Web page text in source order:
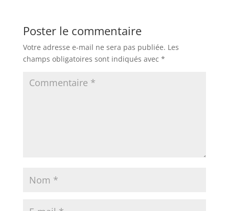
Poster le commentaire
Votre adresse e-mail ne sera pas publiée. Les
champs obligatoires sont indiqués avec *